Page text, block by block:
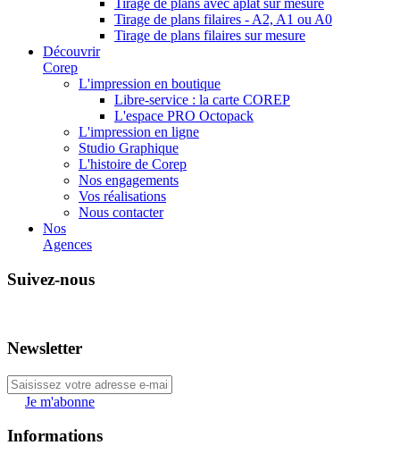
Tirage de plans filaires - A2, A1 ou A0
Tirage de plans filaires sur mesure
Découvrir
Corep
L'impression en boutique
Libre-service : la carte COREP
L'espace PRO Octopack
L'impression en ligne
Studio Graphique
L'histoire de Corep
Nos engagements
Vos réalisations
Nous contacter
Nos
Agences
Suivez-nous
Newsletter
Je m'abonne
Informations